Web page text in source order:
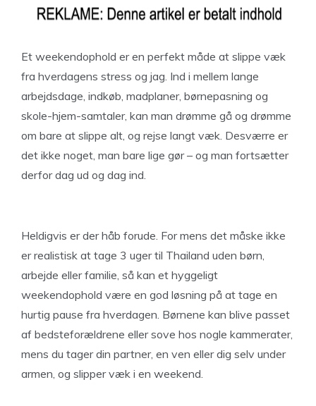
Et weekendophold er en perfekt måde at slippe væk
fra hverdagens stress og jag. Ind i mellem lange
arbejdsdage, indkøb, madplaner, børnepasning og
skole-hjem-samtaler, kan man drømme gå og drømme
om bare at slippe alt, og rejse langt væk. Desværre er
det ikke noget, man bare lige gør – og man fortsætter
derfor dag ud og dag ind.
Heldigvis er der håb forude. For mens det måske ikke
er realistisk at tage 3 uger til Thailand uden børn,
arbejde eller familie, så kan et hyggeligt
weekendophold være en god løsning på at tage en
hurtig pause fra hverdagen. Børnene kan blive passet
af bedsteforældrene eller sove hos nogle kammerater,
mens du tager din partner, en ven eller dig selv under
armen, og slipper væk i en weekend.